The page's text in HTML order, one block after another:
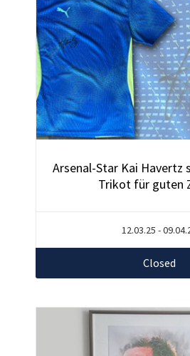
Arsenal-Star Kai Havertz
Trikot für guten
12.03.25 -
Closed